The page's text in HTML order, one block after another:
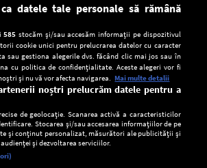
Europa FM pentru smartphone:
datele tale personale să rămână
585 stocăm și/sau accesăm informații pe dispozitivul
cookie unici pentru prelucrarea datelor cu caracter
sau gestiona alegerile dvs. făcând clic mai jos sau în
cu politica de confidențialitate. Aceste alegeri vor fi
și nu vă vor afecta navigarea. Mai multe detalii
noștri prelucrăm datele pentru a
de geolocație. Scanarea activă a caracteristicilor
Stocarea și/sau accesarea informațiilor de pe
și conținut personalizat, măsurători ale publicității și
și dezvoltarea serviciilor.